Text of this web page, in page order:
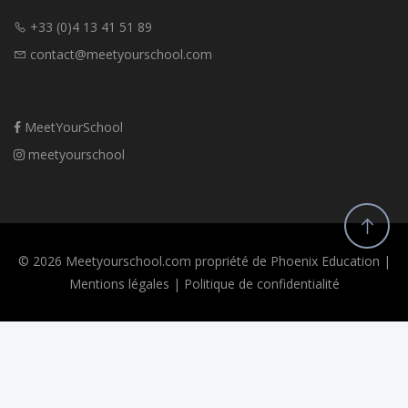
réussite adaptée à ton profil et à tes objectifs.
+33 (0)4 13 41 51 89
contact@meetyourschool.com
MeetYourSchool
meetyourschool
© 2026 Meetyourschool.com propriété de Phoenix Education |
Mentions légales | Politique de confidentialité